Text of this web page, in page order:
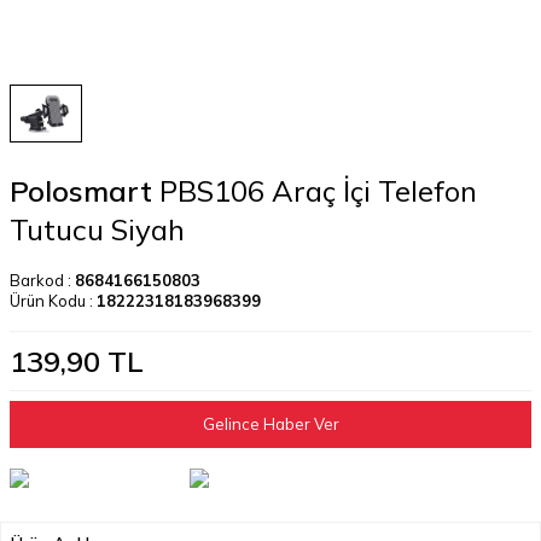
Polosmart PBS106 Araç İçi Telefon
Tutucu Siyah
Barkod : 8684166150803
Ürün Kodu : 18222318183968399
139,90 TL
Gelince Haber Ver